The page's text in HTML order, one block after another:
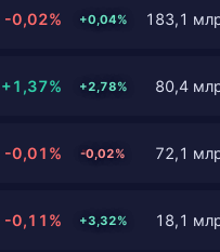
-0,02% +0,04% 183,1
+1,37% +2,78% 80,4
-0,01% -0,02% 72,1
-0,11% +3,32% 18,1